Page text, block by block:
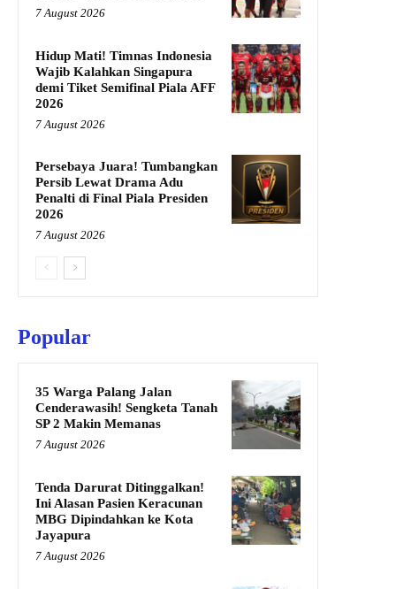
7 August 2026
Hidup Mati! Timnas Indonesia
Wajib Kalahkan Singapura
demi Tiket Semifinal Piala AFF
2026
7 August 2026
Persebaya Juara! Tumbangkan
Persib Lewat Drama Adu
Penalti di Final Piala Presiden
2026
7 August 2026
Popular
35 Warga Palang Jalan
Cenderawasih! Sengketa Tanah
SP 2 Makin Memanas
7 August 2026
Tenda Darurat Ditinggalkan!
Ini Alasan Pasien Keracunan
MBG Dipindahkan ke Kota
Jayapura
7 August 2026